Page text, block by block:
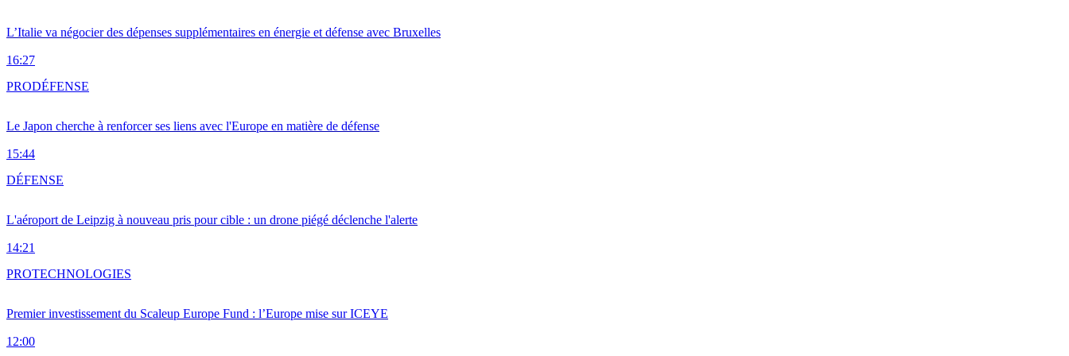
L’Italie va négocier des dépenses supplémentaires en énergie et défense avec Bruxelles
16:27
Le Japon cherche à renforcer ses liens avec l'Europe en matière de défense
15:44
PRODÉFENSE
L'aéroport de Leipzig à nouveau pris pour cible : un drone piégé déclenche l'alerte
14:21
DÉFENSE
Premier investissement du Scaleup Europe Fund : l’Europe mise sur ICEYE
12:00
PROTECHNOLOGIES